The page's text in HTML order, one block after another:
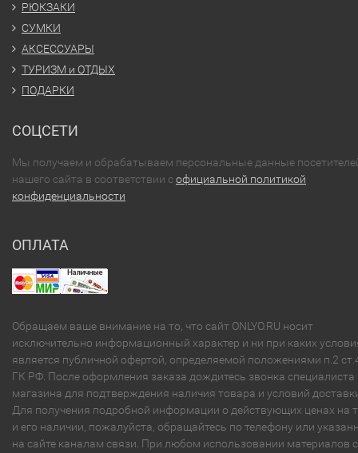
РЮКЗАКИ
СУМКИ
АКСЕССУАРЫ
ТУРИЗМ и ОТДЫХ
ПОДАРКИ
СОЦСЕТИ
Мы получаем и обрабатываем персональные данные
нашего сайта в соответствии софициальной политикой
конфиденциальности
ОПЛАТА
Обращаем ваше внимание на то, что сайт ONLYO.RU носит
исключительно информационный характер и ни при каких
является публичной офертой, определяемой положениями п.2
ГК РФ. После оформления заказа дождитесь звонка специалиста
магазина для подтверждения наличия товара и условий
Для получения подробной информации о действующих ценах на
и его наличии, пожалуйста, обращайтесь по телефону или
на сайте каналам связи. При любом использовании материалов с